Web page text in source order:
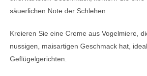
säuerlichen Note der Schlehen.
Kreieren Sie eine Creme aus Vogelmiere,
nussigen, maisartigen Geschmack hat,
Geflügelgerichten.